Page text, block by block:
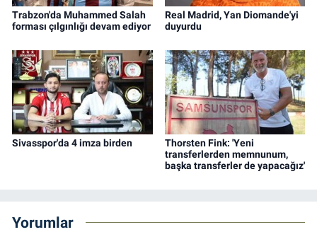
Trabzon'da Muhammed Salah
forması çılgınlığı devam ediyor
Real Madrid, Yan Diomande'yi
duyurdu
Sivasspor'da 4 imza birden
Thorsten Fink: 'Yeni
transferlerden memnunum,
başka transferler de yapacağız'
Yorumlar